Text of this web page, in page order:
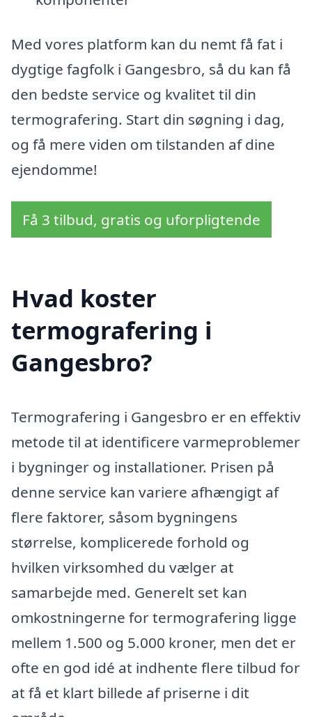
Med vores platform kan du nemt få fat i
dygtige fagfolk i Gangesbro, så du kan få
den bedste service og kvalitet til din
termografering. Start din søgning i dag,
og få mere viden om tilstanden af dine
ejendomme!
Få 3 tilbud, gratis og uforpligtende
Hvad koster
termografering i
Gangesbro?
Termografering i Gangesbro er en effektiv
metode til at identificere varmeproblemer
i bygninger og installationer. Prisen på
denne service kan variere afhængigt af
flere faktorer, såsom bygningens
størrelse, komplicerede forhold og
hvilken virksomhed du vælger at
samarbejde med. Generelt set kan
omkostningerne for termografering ligge
mellem 1.500 og 5.000 kroner, men det er
ofte en god idé at indhente flere tilbud for
at få et klart billede af priserne i dit